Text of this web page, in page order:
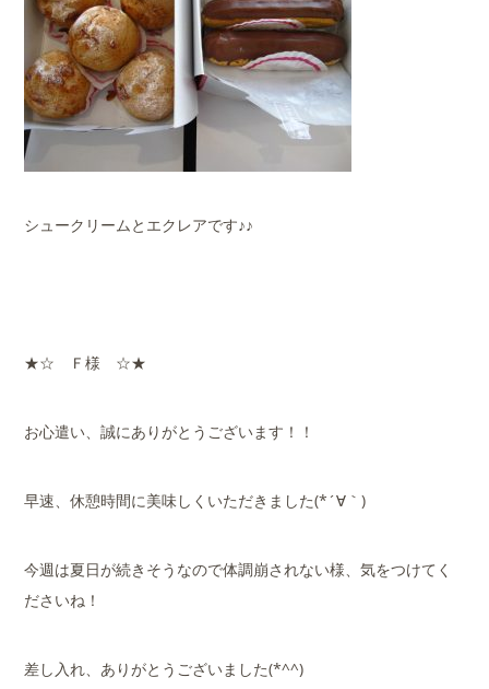
シュークリームとエクレアです♪♪
★☆ Ｆ様 ☆★
お心遣い、誠にありがとうございます！！
早速、休憩時間に美味しくいただきました(*´∀｀)
今週は夏日が続きそうなので体調崩されない様、気をつけてく
ださいね！
差し入れ、ありがとうございました(*^^)